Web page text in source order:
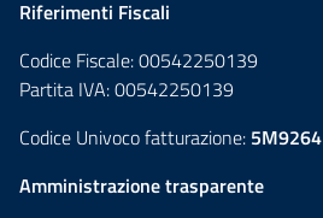
Riferimenti Fiscali
Codice Fiscale: 00542250139
Partita IVA: 00542250139
Codice Univoco fatturazione: 5M9264
Amministrazione trasparente